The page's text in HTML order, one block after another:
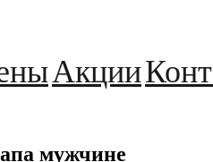
Акции
мужчине